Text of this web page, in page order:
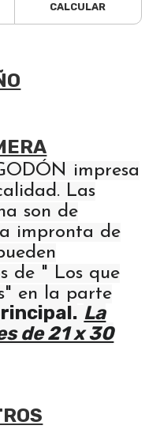
CALCULAR
impresa
Las
son de
impronta de
de " Los que
en la parte
La
de 21 x 30